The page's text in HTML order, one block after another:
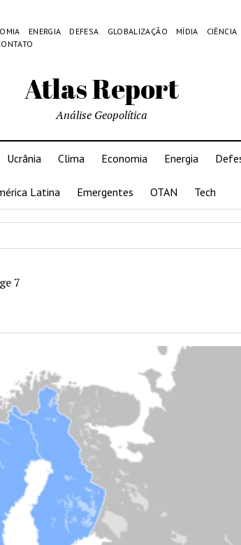
ENERGIA DEFESA GLOBALIZAÇÃO MÍDIA CIÊNCIA
Atlas Report
Análise Geopolítica
Ucrânia Clima Economia Energia
Latina Emergentes OTAN Tech
7